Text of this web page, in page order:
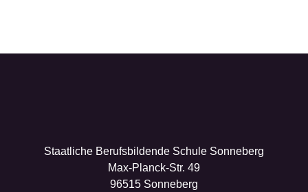
Staatliche Berufsbildende Schule Sonneberg
Max-Planck-Str. 49
96515 Sonneberg